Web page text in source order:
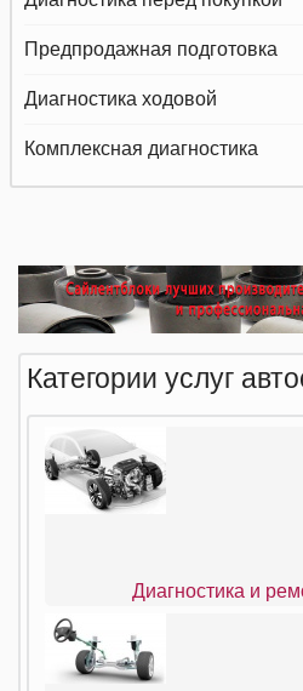
Предпродажная подготовка
Диагностика ходовой
Комплексная диагностика
Категории услуг
Диагностика и